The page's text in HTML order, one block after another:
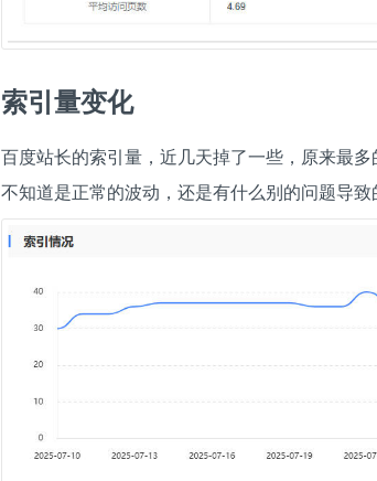
索引量变化
百度站长的索引量，近几天掉了一些，原来最
不知道是正常的波动，还是有什么别的问题导致